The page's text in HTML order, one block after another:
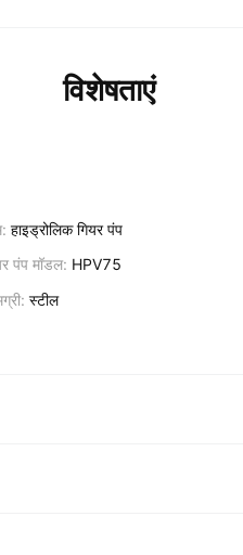
विशेषताएं
हाइड्रोलिक गियर पंप
पंप मॉडल: HPV75
स्टील